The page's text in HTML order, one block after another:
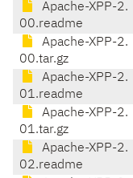
Apache-XPP-2.
00.readme
Apache-XPP-2.
00.tar.gz
Apache-XPP-2.
01.readme
Apache-XPP-2.
01.tar.gz
Apache-XPP-2.
02.readme